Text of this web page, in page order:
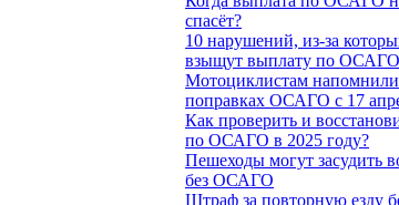
спасёт?
10 нарушений, из-за
взыщут выплату по ОСАГО
Мотоциклистам
поправках ОСАГО с 17
Как проверить и
по ОСАГО в 2025 году?
Пешеходы могут засудить
без ОСАГО
Штраф за повторную езду